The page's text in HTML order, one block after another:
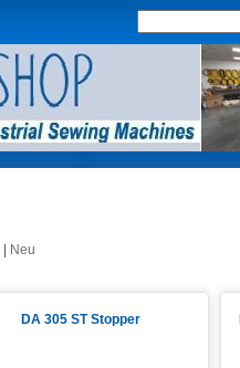
Neu
DA 305 ST Stopper